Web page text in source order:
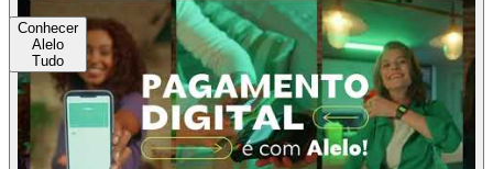
Conhecer
Alelo
Tudo